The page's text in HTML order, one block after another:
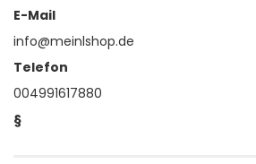
E-Mail
info@meinlshop.de
Telefon
004991617880
§